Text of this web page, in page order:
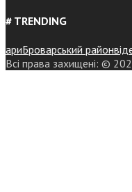
# TRENDING
Броварський районвідео
Всі права захищені: ©